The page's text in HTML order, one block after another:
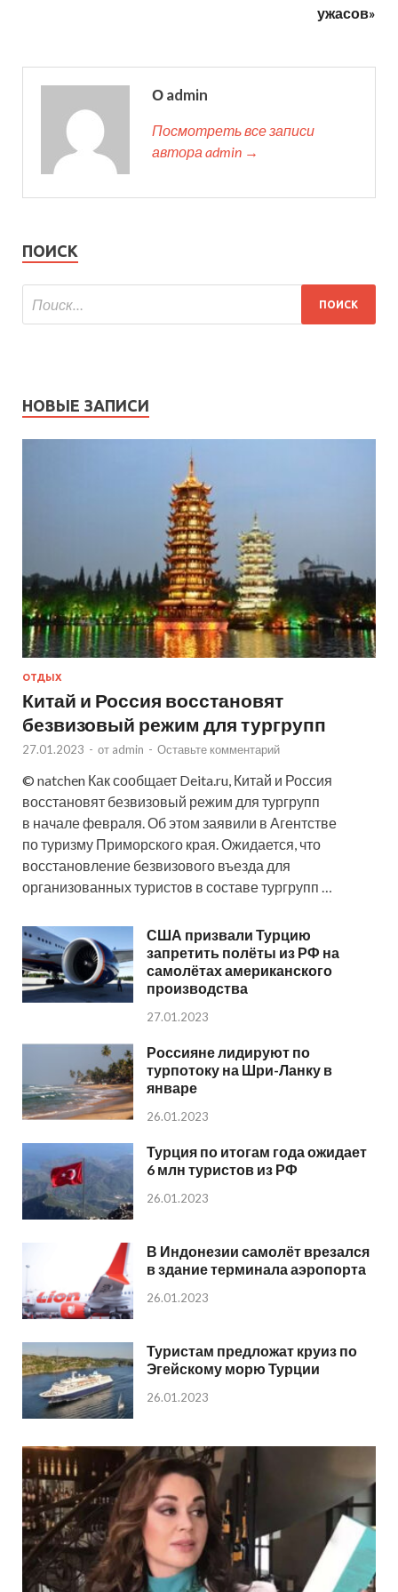
ужасов»
О admin
Посмотреть все записи
автора admin →
ПОИСК
НОВЫЕ ЗАПИСИ
ОТДЫХ
Китай и Россия восстановят
безвизовый режим для тургрупп
27.01.2023 - от admin - Оставьте комментарий
© natchen Как сообщает Deita.ru, Китай и Россия
восстановят безвизовый режим для тургрупп
в начале февраля. Об этом заявили в Агентстве
по туризму Приморского края. Ожидается, что
восстановление безвизового въезда для
организованных туристов в составе тургрупп …
США призвали Турцию
запретить полёты из РФ на
самолётах американского
производства
27.01.2023
Россияне лидируют по
турпотоку на Шри-Ланку в
январе
26.01.2023
Турция по итогам года ожидает
6 млн туристов из РФ
26.01.2023
В Индонезии самолёт врезался
в здание терминала аэропорта
26.01.2023
Туристам предложат круиз по
Эгейскому морю Турции
26.01.2023